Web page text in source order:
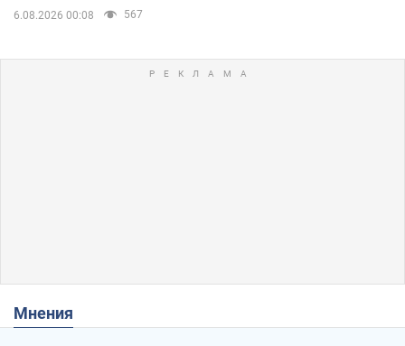
6.08.2026 00:08 567
Мнения